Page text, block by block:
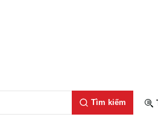
Tìm kiếm